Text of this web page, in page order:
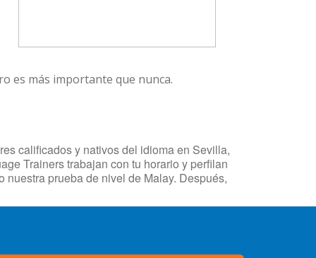
es más importante que nunca.
calificados y nativos del idioma en Sevilla,
Trainers trabajan con tu horario y perfilan
prueba de nivel de Malay. Después,